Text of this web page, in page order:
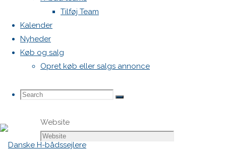
Tilføj Team
Kalender
Nyheder
Køb og salg
Opret køb eller salgs annonce
Search
Search
Search
Name*
Email*
Website